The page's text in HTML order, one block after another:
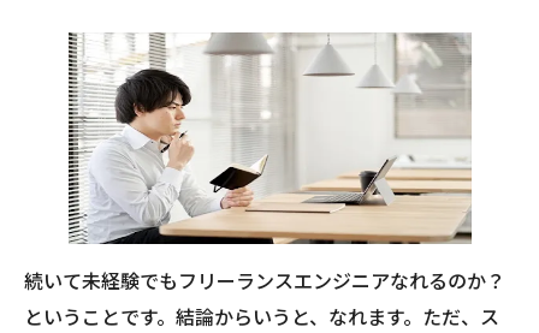
続いて未経験でもフリーランスエンジニアなれるのか？
ということです。結論からいうと、なれます。ただ、ス